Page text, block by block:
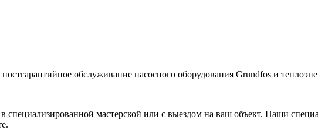
обслуживание насосного оборудования Grundfos и
специализированной мастерской или с выездом на ваш объект. Наши